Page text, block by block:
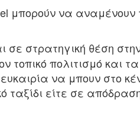
μπορούν να αναμένουν
σε στρατηγική θέση
πολιτισμό και τα
να μπουν στο
ταξίδι είτε σε